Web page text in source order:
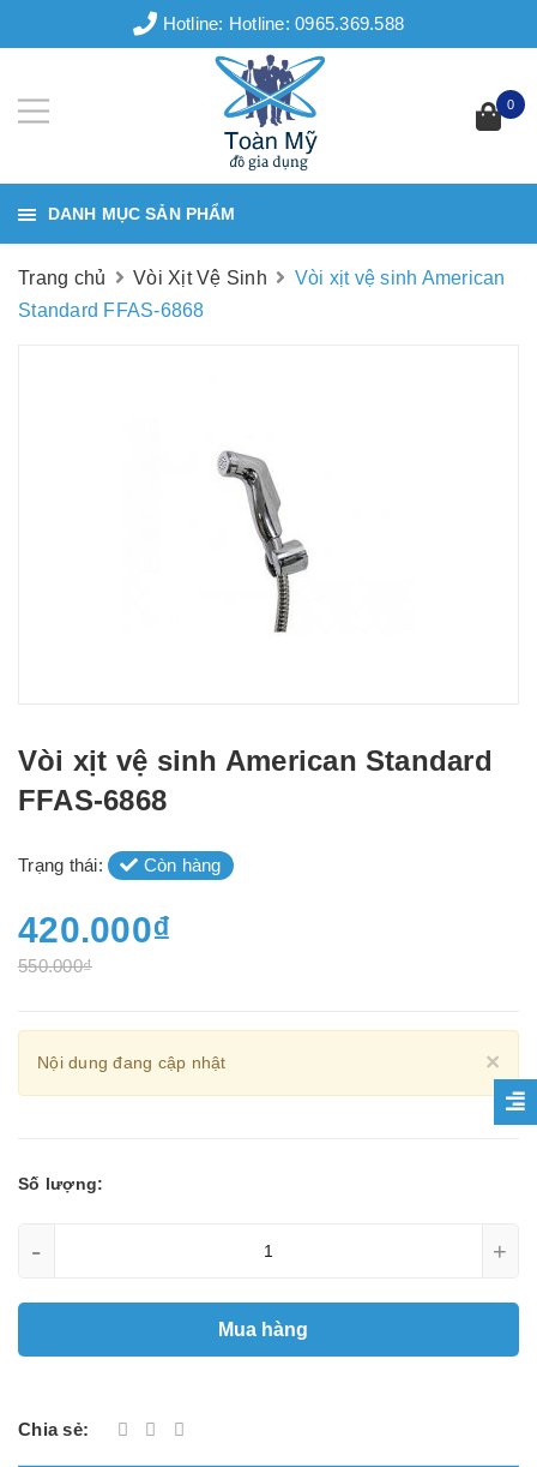
Hotline: Hotline: 0965.369.588
0
DANH MỤC SẢN PHẨM
Trang chủ Vòi Xịt Vệ Sinh
Vòi xịt vệ sinh American
Standard FFAS-6868
Vòi xịt vệ sinh American Standard
FFAS-6868
Trạng thái: Còn hàng
420.000₫
550.000₫
×
Nội dung đang cập nhật
Số lượng:
- +
Mua hàng
Chia sẻ: